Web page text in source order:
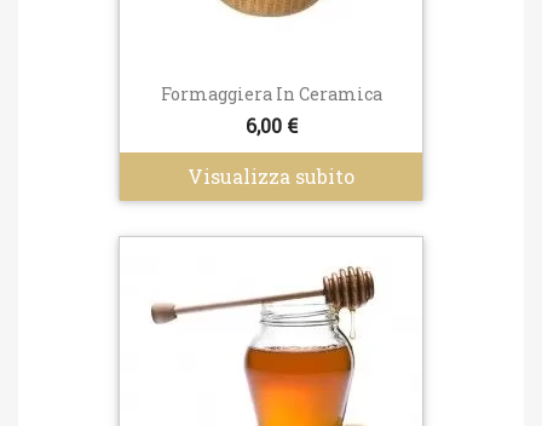
Formaggiera In Ceramica
6,00 €
Visualizza subito